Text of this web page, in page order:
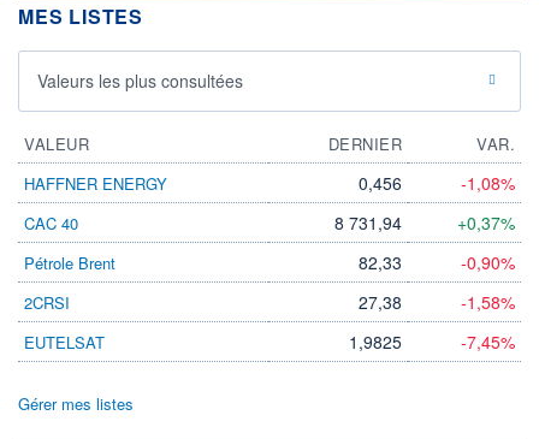
MES LISTES
Valeurs les plus consultées
VALEUR DERNIER
VAR.
HAFFNER ENERGY
0,456 -1,08%
CAC 40 8 731,94 +0,37%
Pétrole Brent 82,33 -0,90%
2CRSI 27,38 -1,58%
EUTELSAT 1,9825 -7,45%
Gérer mes listes